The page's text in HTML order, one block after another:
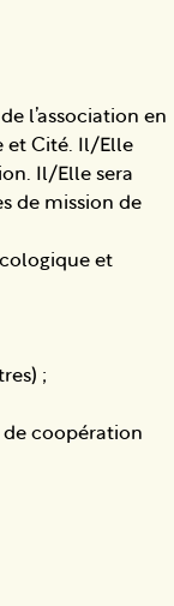
l’association en
et Cité. Il/Elle
Il/Elle sera
de mission de
et
;
de coopération